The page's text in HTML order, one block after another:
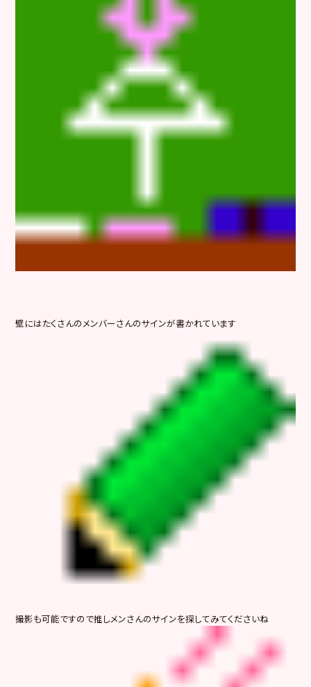
壁にはたくさんのメンバーさんのサインが書かれています
撮影も可能ですので推しメンさんのサインを探してみてくださいね